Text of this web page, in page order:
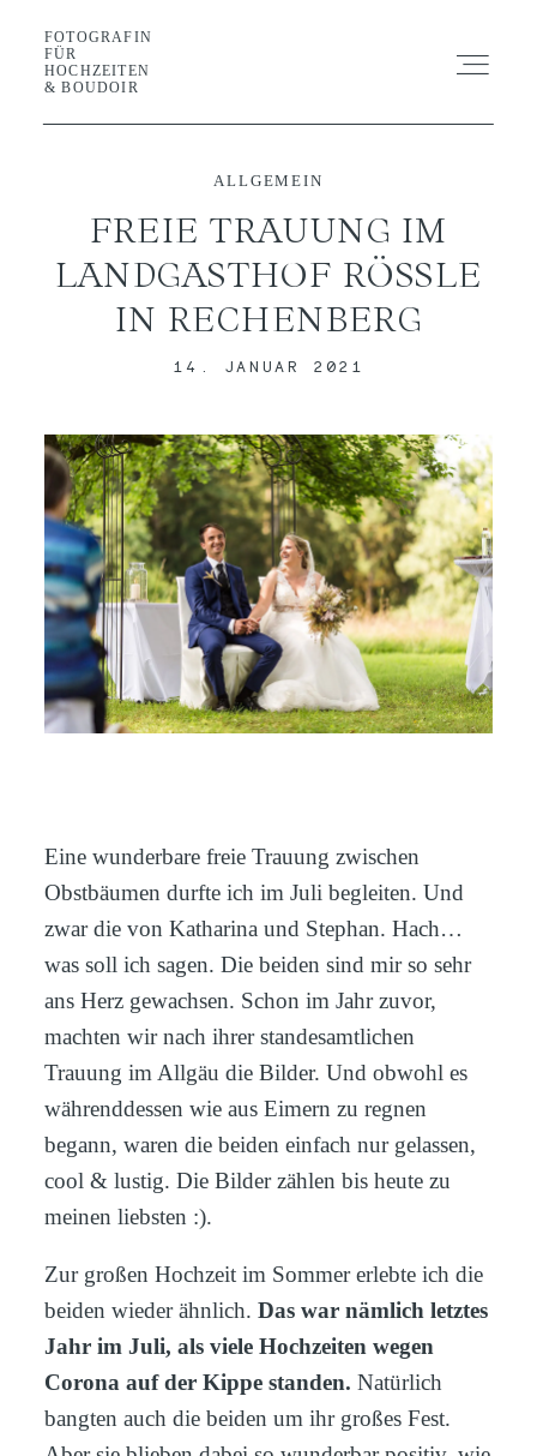
FOTOGRAFIN
FÜR
HOCHZEITEN
& BOUDOIR
FOTOGRAFIN FÜR HOCHZEITEN &
BOUDOIR
HOCHZEIT
GUIDE
ABOUT
ANFRAGE
ALLGEMEIN
FREIE TRAUUNG IM
LANDGASTHOF RÖSSLE
IN RECHENBERG
14. JANUAR 2021
Eine wunderbare freie Trauung zwischen
Obstbäumen durfte ich im Juli begleiten. Und
zwar die von Katharina und Stephan. Hach…
was soll ich sagen. Die beiden sind mir so sehr
ans Herz gewachsen. Schon im Jahr zuvor,
machten wir nach ihrer standesamtlichen
Trauung im Allgäu die Bilder. Und obwohl es
währenddessen wie aus Eimern zu regnen
begann, waren die beiden einfach nur gelassen,
cool & lustig. Die Bilder zählen bis heute zu
meinen liebsten :).
Zur großen Hochzeit im Sommer erlebte ich die
beiden wieder ähnlich.Das war nämlich letztes
Jahr im Juli, als viele Hochzeiten wegen
Corona auf der Kippe standen. Natürlich
bangten auch die beiden um ihr großes Fest.